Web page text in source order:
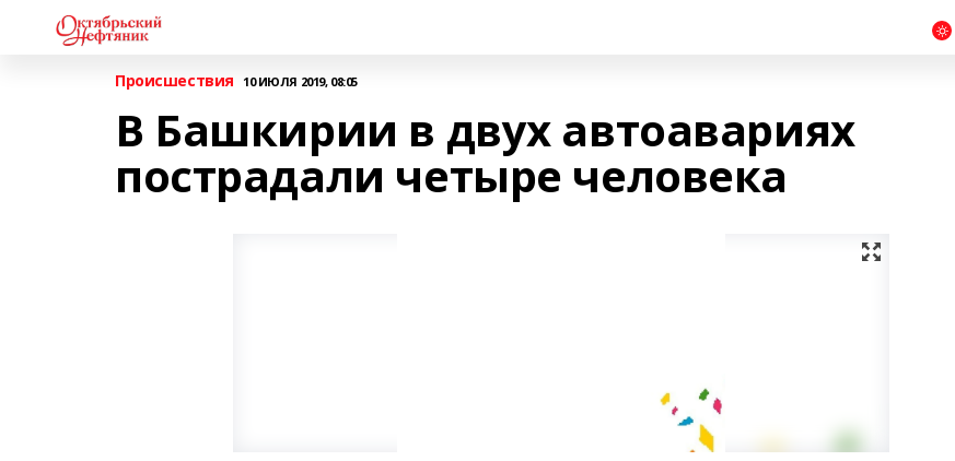
Происшествия 10 ИЮЛЯ 2019, 08:05
В Башкирии в двух автоавариях
пострадали четыре человека